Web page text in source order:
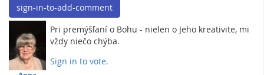
sign-in-to-add-comment
Pri premýšľaní o Bohu - nielen o Jeho kreativite, mi
vždy niečo chýba.
Sign in to vote.